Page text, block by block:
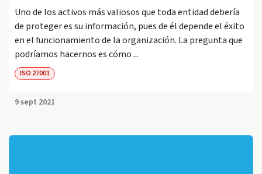
Uno de los activos más valiosos que toda entidad debería
de proteger es su información, pues de él depende el éxito
en el funcionamiento de la organización. La pregunta que
podríamos hacernos es cómo ...
ISO 27001
9 sept 2021